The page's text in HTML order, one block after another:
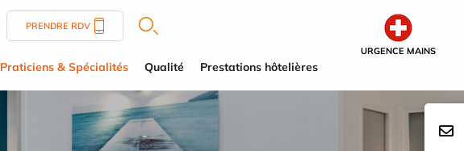
URGENCE MAINS
PRENDRE RDV
Praticiens & Spécialités Qualité Prestations hôtelières